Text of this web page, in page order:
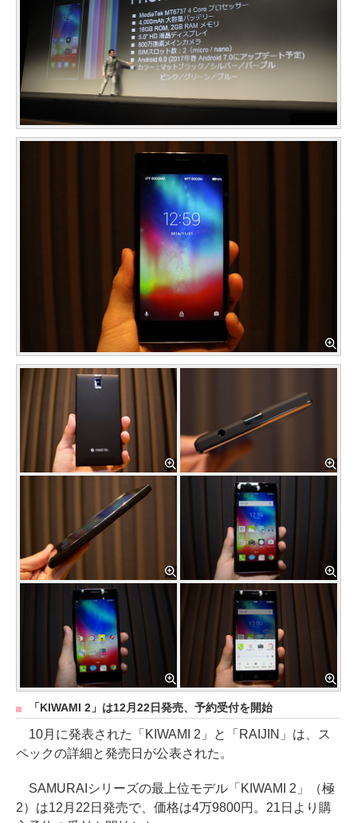
「KIWAMI 2」は12月22日発売、予約受付を開始
10月に発表された「KIWAMI 2」と「RAIJIN」は、ス
ペックの詳細と発売日が公表された。
SAMURAIシリーズの最上位モデル「KIWAMI 2」（極
2）は12月22日発売で、価格は4万9800円。21日より購